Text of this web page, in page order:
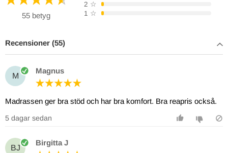
55 betyg
2 ☆
1 ☆
Recensioner (55)
M
Magnus
Madrassen ger bra stöd och har bra komfort. Bra reapris också.
5 dagar sedan
BJ
Birgitta J